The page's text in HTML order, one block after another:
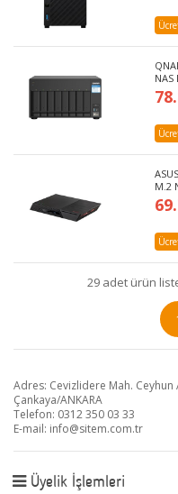
M.2
29 adet ürün
Adres: Cevizlidere Mah.
Çankaya/ANKARA
Telefon: 0312 350 03 33
E-mail: info@sitem.com.tr
Üyelik İşlemleri